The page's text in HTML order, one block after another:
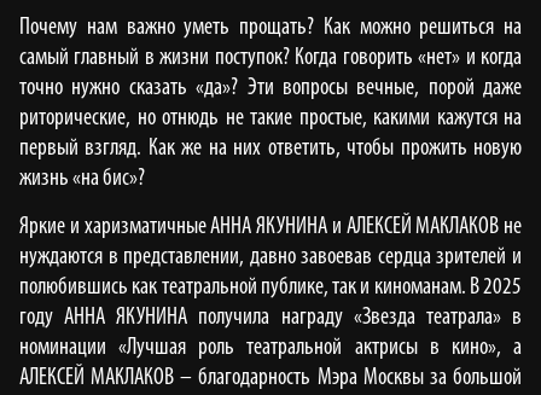
Почему нам важно уметь прощать? Как можно решиться на
самый главный в жизни поступок? Когда говорить «нет» и когда
точно нужно сказать «да»? Эти вопросы вечные, порой даже
риторические, но отнюдь не такие простые, какими кажутся на
первый взгляд. Как же на них ответить, чтобы прожить новую
жизнь «на бис»?
Яркие и харизматичные АННА ЯКУНИНА и АЛЕКСЕЙ МАКЛАКОВ не
нуждаются в представлении, давно завоевав сердца зрителей и
полюбившись как театральной публике, так и киноманам. В 2025
году АННА ЯКУНИНА получила награду «Звезда театрала» в
номинации «Лучшая роль театральной актрисы в кино», а
АЛЕКСЕЙ МАКЛАКОВ – благодарность Мэра Москвы за большой